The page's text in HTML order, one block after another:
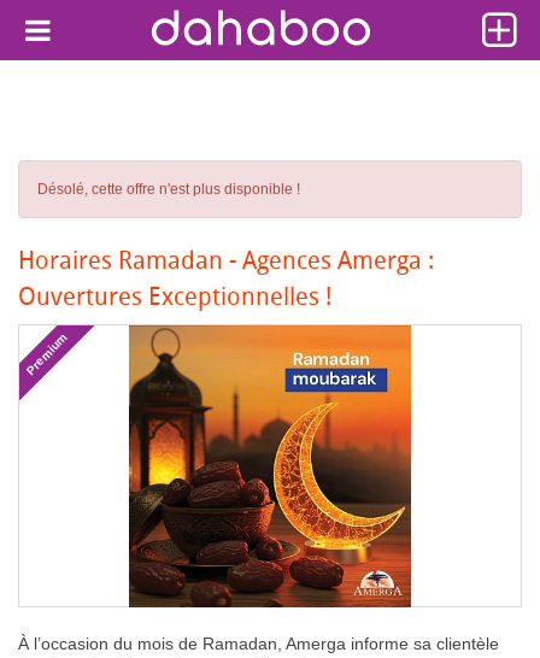
Désolé, cette offre n'est plus disponible !
Horaires Ramadan - Agences Amerga :
Ouvertures Exceptionnelles !
Premium
À l’occasion du mois de Ramadan, Amerga informe sa clientèle